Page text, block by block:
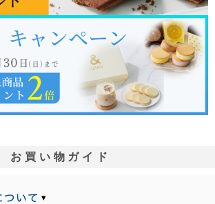
お買い物ガイド
▾